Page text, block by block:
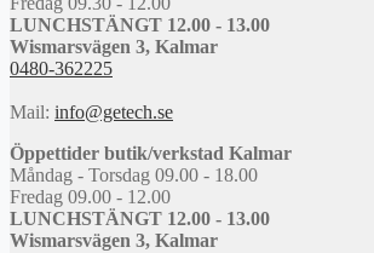
LUNCHSTÄNGT 12.00 - 13.00
Wismarsvägen 3, Kalmar
0480-362225
Mail: info@getech.se
Öppettider butik/verkstad Kalmar
Måndag - Torsdag 09.00 - 18.00
Fredag 09.00 - 12.00
LUNCHSTÄNGT 12.00 - 13.00
Wismarsvägen 3, Kalmar